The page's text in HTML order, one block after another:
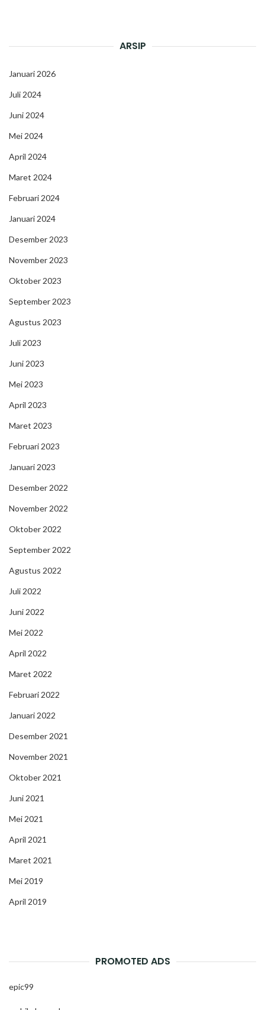
ARSIP
Januari 2026
Juli 2024
Juni 2024
Mei 2024
April 2024
Maret 2024
Februari 2024
Januari 2024
Desember 2023
November 2023
Oktober 2023
September 2023
Agustus 2023
Juli 2023
Juni 2023
Mei 2023
April 2023
Maret 2023
Februari 2023
Januari 2023
Desember 2022
November 2022
Oktober 2022
September 2022
Agustus 2022
Juli 2022
Juni 2022
Mei 2022
April 2022
Maret 2022
Februari 2022
Januari 2022
Desember 2021
November 2021
Oktober 2021
Juni 2021
Mei 2021
April 2021
Maret 2021
Mei 2019
April 2019
PROMOTED ADS
epic99